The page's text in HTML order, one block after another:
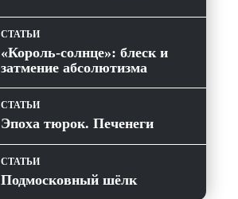
СТАТЬИ
«Король-солнце»: блеск и
затмение абсолютизма
СТАТЬИ
Эпоха тюрок. Печенеги
СТАТЬИ
Подмосковный шёлк